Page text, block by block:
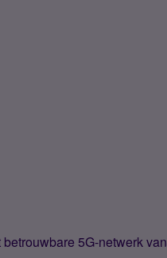
betrouwbare 5G-netwerk van